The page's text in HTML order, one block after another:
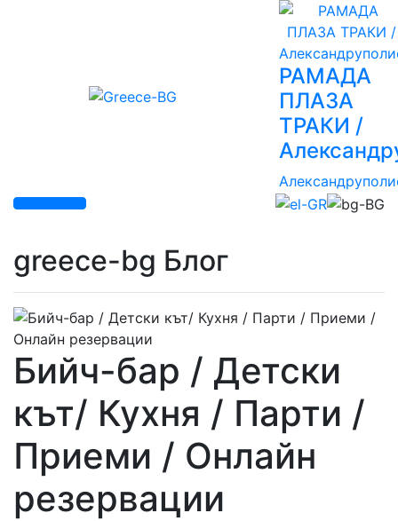
РАМАДА
ПЛАЗА
ТРАКИ /
greece-bg Блог
Бийч-бар / Детски
кът/ Кухня / Парти /
Приеми / Онлайн
резервации